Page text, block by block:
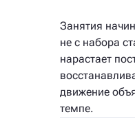
Занятия
не с набора
нарастает
движение
темпе.